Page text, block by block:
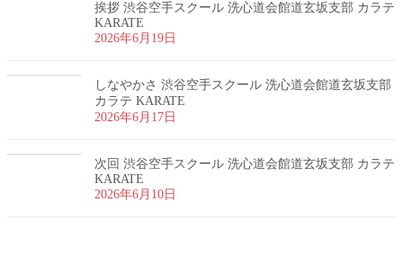
挨拶 渋谷空手スクール 洗心道会館道玄坂支部 カラテ
KARATE
2026年6月19日
しなやかさ 渋谷空手スクール 洗心道会館道玄坂支部
カラテ KARATE
2026年6月17日
次回 渋谷空手スクール 洗心道会館道玄坂支部 カラテ
KARATE
2026年6月10日